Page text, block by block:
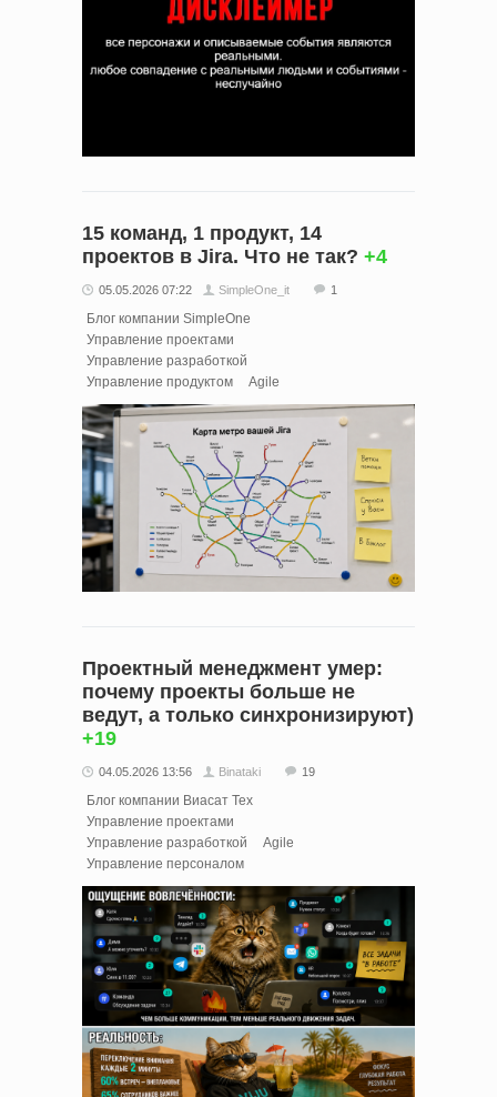
15 команд, 1 продукт, 14
проектов в Jira. Что не так? +4
05.05.2026 07:22 SimpleOne_it 1
Блог компании SimpleOne
Управление проектами
Управление разработкой
Управление продуктом
Agile
Проектный менеджмент умер:
почему проекты больше не
ведут, а только синхронизируют)
+19
04.05.2026 13:56 Binataki 19
Блог компании Виасат Тех
Управление проектами
Управление разработкой
Agile
Управление персоналом